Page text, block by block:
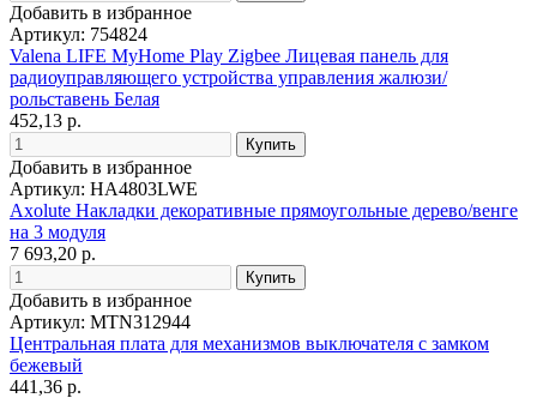
Добавить в избранное
Артикул: 754824
Valena LIFE MyHome Play Zigbee Лицевая панель для
радиоуправляющего устройства управления жалюзи/
рольставень Белая
452,13 р.
Добавить в избранное
Артикул: HA4803LWE
Axolute Накладки декоративные прямоугольные дерево/венге
на 3 модуля
7 693,20 р.
Добавить в избранное
Артикул: MTN312944
Центральная плата для механизмов выключателя с замком
бежевый
441,36 р.